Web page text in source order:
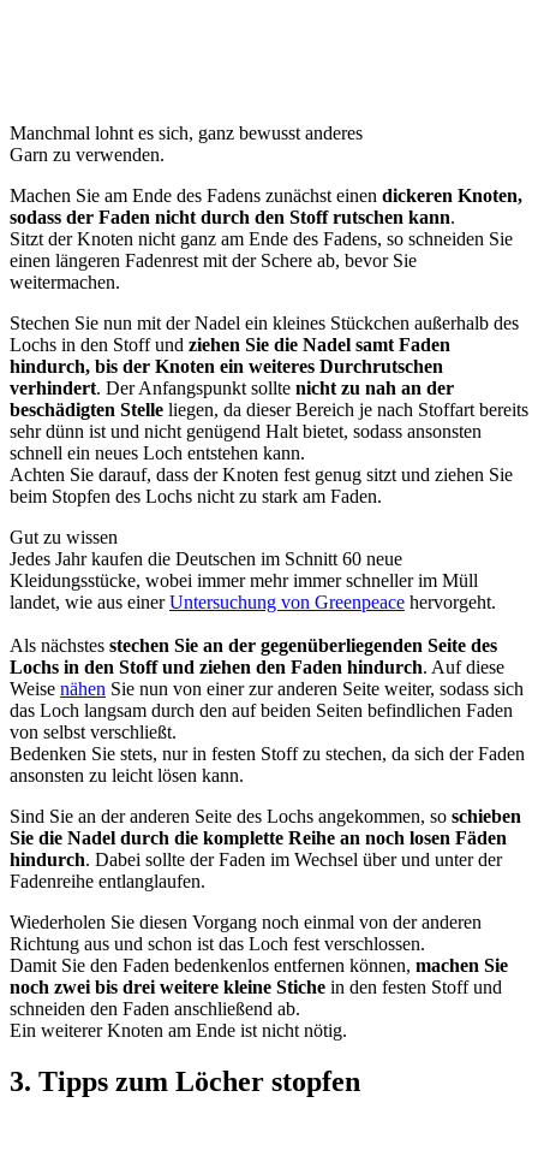
Manchmal lohnt es sich, ganz bewusst anderes
Garn zu verwenden.
Machen Sie am Ende des Fadens zunächst einen dickeren Knoten,
sodass der Faden nicht durch den Stoff rutschen kann.
Sitzt der Knoten nicht ganz am Ende des Fadens, so schneiden Sie
einen längeren Fadenrest mit der Schere ab, bevor Sie
weitermachen.
Stechen Sie nun mit der Nadel ein kleines Stückchen außerhalb des
Lochs in den Stoff und ziehen Sie die Nadel samt Faden
hindurch, bis der Knoten ein weiteres Durchrutschen
verhindert. Der Anfangspunkt sollte nicht zu nah an der
beschädigten Stelle liegen, da dieser Bereich je nach Stoffart bereits
sehr dünn ist und nicht genügend Halt bietet, sodass ansonsten
schnell ein neues Loch entstehen kann.
Achten Sie darauf, dass der Knoten fest genug sitzt und ziehen Sie
beim Stopfen des Lochs nicht zu stark am Faden.
Gut zu wissen
Jedes Jahr kaufen die Deutschen im Schnitt 60 neue
Kleidungsstücke, wobei immer mehr immer schneller im Müll
landet, wie aus einerUntersuchung von Greenpeace hervorgeht.
Als nächstes stechen Sie an der gegenüberliegenden Seite des
Lochs in den Stoff und ziehen den Faden hindurch. Auf diese
Weise nähen Sie nun von einer zur anderen Seite weiter, sodass sich
das Loch langsam durch den auf beiden Seiten befindlichen Faden
von selbst verschließt.
Bedenken Sie stets, nur in festen Stoff zu stechen, da sich der Faden
ansonsten zu leicht lösen kann.
Sind Sie an der anderen Seite des Lochs angekommen, so schieben
Sie die Nadel durch die komplette Reihe an noch losen Fäden
hindurch. Dabei sollte der Faden im Wechsel über und unter der
Fadenreihe entlanglaufen.
Wiederholen Sie diesen Vorgang noch einmal von der anderen
Richtung aus und schon ist das Loch fest verschlossen.
Damit Sie den Faden bedenkenlos entfernen können, machen Sie
noch zwei bis drei weitere kleine Stiche in den festen Stoff und
schneiden den Faden anschließend ab.
Ein weiterer Knoten am Ende ist nicht nötig.
3. Tipps zum Löcher stopfen